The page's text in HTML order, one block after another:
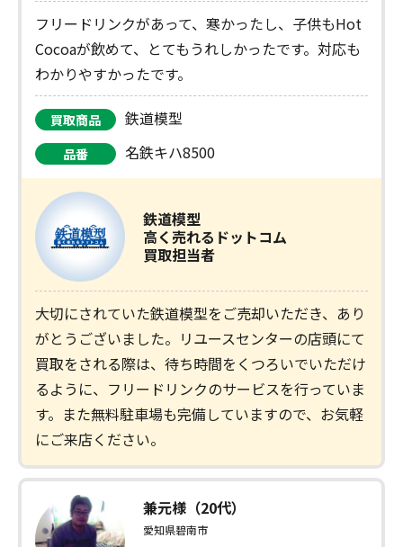
フリードリンクがあって、寒かったし、子供もHot
Cocoaが飲めて、とてもうれしかったです。対応も
わかりやすかったです。
買取商品 鉄道模型
品番 名鉄キハ8500
鉄道模型
高く売れるドットコム
買取担当者
大切にされていた鉄道模型をご売却いただき、あり
がとうございました。リユースセンターの店頭にて
買取をされる際は、待ち時間をくつろいでいただけ
るように、フリードリンクのサービスを行っていま
す。また無料駐車場も完備していますので、お気軽
にご来店ください。
兼元様（20代）
愛知県碧南市